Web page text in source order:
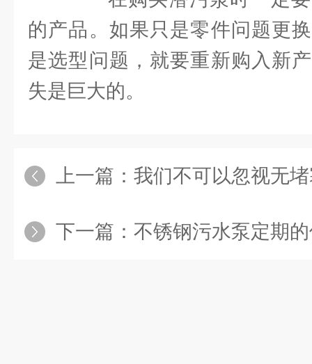
的产品。如果只是零件问题更
是选型问题，就要重新购入新
失是巨大的。
上一篇： 我们不可以忽视无堵塞
下一篇： 不锈钢污水泵定期的保